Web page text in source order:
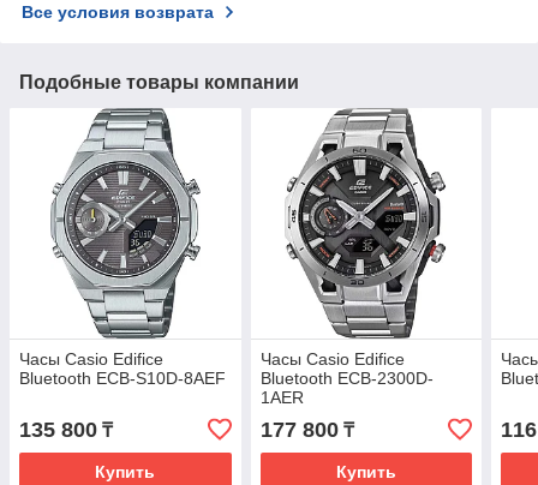
Все условия возврата
Подобные товары компании
Часы Casio Edifice
Bluetooth ECB-S10D-8AEF
135 800 ₸
Купить
Часы Casio Edifice
Bluetooth ECB-2300D-
1AER
177 800₸
Купить